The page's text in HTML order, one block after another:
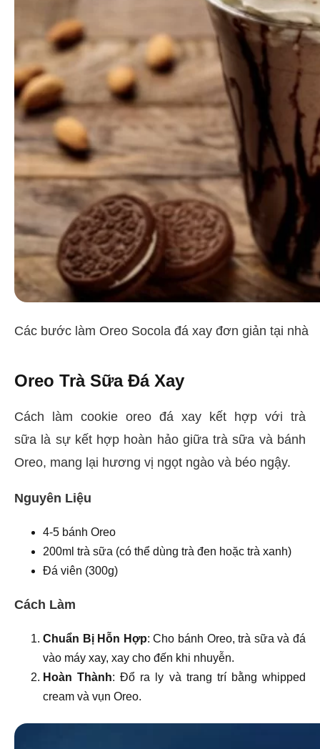
Các bước làm Oreo Socola đá xay đơn giản tại nhà
Oreo Trà Sữa Đá Xay
Cách làm cookie oreo đá xay kết hợp với trà
sữa là sự kết hợp hoàn hảo giữa trà sữa và bánh
Oreo, mang lại hương vị ngọt ngào và béo ngậy.
Nguyên Liệu
4-5 bánh Oreo
200ml trà sữa (có thể dùng trà đen hoặc trà xanh)
Đá viên (300g)
Cách Làm
Chuẩn Bị Hỗn Hợp: Cho bánh Oreo, trà sữa và đá
vào máy xay, xay cho đến khi nhuyễn.
Hoàn Thành: Đổ ra ly và trang trí bằng whipped
cream và vụn Oreo.